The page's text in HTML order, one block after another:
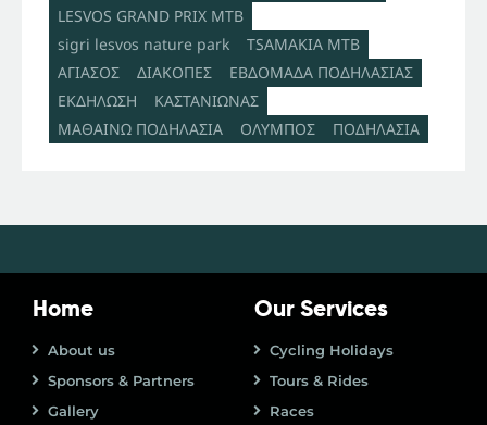
LESVOS GRAND PRIX MTB
sigri lesvos nature park
TSAMAKIA MTB
ΑΓΙΑΣΟΣ
ΔΙΑΚΟΠΕΣ
ΕΒΔΟΜΑΔΑ ΠΟΔΗΛΑΣΙΑΣ
ΕΚΔΗΛΩΣΗ
ΚΑΣΤΑΝΙΩΝΑΣ
ΜΑΘΑΙΝΩ ΠΟΔΗΛΑΣΙΑ
ΟΛΥΜΠΟΣ ΠΟΔΗΛΑΣΙΑ
Home
About us
Sponsors & Partners
Gallery
Our Services
Cycling Holidays
Tours & Rides
Races